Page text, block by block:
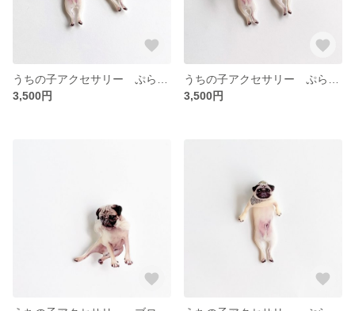
3,500円
3,500円